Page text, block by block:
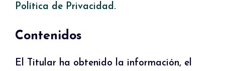
Política de Privacidad .
Contenidos
El Titular ha obtenido la información, el